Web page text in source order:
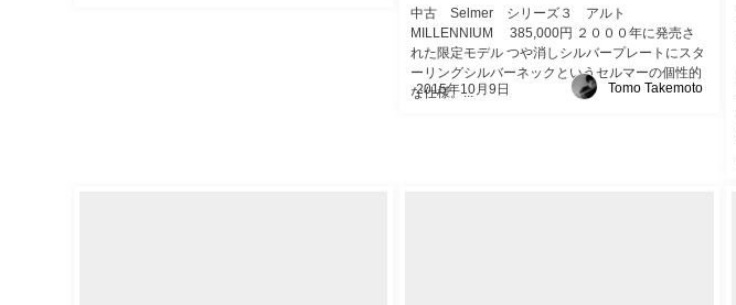
中古 Selmer シリーズ３ アルト
MILLENNIUM 385,000円 ２０００年に発売さ
れた限定モデル つや消しシルバープレートにスタ
ーリングシルバーネックというセルマーの個性的
な仕様。...
2015年10月9日 Tomo Takemoto